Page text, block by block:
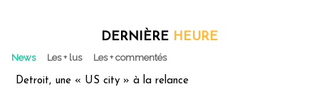
DERNIÈRE HEURE
News Les + lus Les + commentés
Detroit, une « US city » à la relance